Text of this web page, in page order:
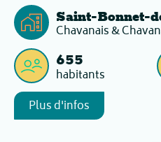
Saint-Bonnet-
Chavanais &
655
habitants
Plus d'infos